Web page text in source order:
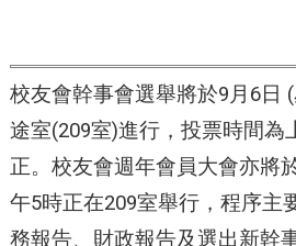
校友會幹事會選舉將於9月6日
途室(209室)進行，投票時間為
正。校友會週年會員大會亦將
午5時正在209室舉行，程序主
務報告、財政報告及選出新幹事